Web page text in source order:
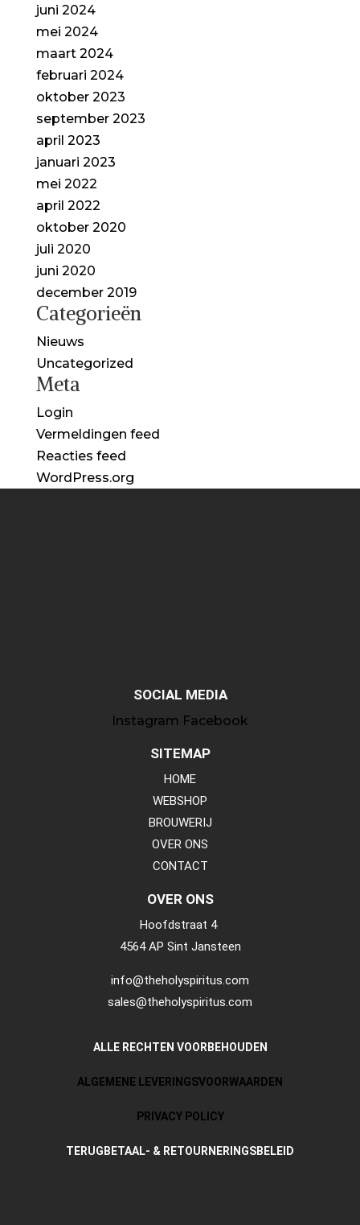
juni 2024
mei 2024
maart 2024
februari 2024
oktober 2023
september 2023
april 2023
januari 2023
mei 2022
april 2022
oktober 2020
juli 2020
juni 2020
december 2019
Categorieën
Nieuws
Uncategorized
Meta
Login
Vermeldingen feed
Reacties feed
WordPress.org
SOCIAL MEDIA
Instagram Facebook
SITEMAP
HOME
WEBSHOP
BROUWERIJ
OVER ONS
CONTACT
OVER ONS
Hoofdstraat 4
4564 AP Sint Jansteen
info@theholyspiritus.com
sales@theholyspiritus.com
ALLE RECHTEN VOORBEHOUDEN
ALGEMENE LEVERINGSVOORWAARDEN
PRIVACY POLICY
TERUGBETAAL- & RETOURNERINGSBELEID